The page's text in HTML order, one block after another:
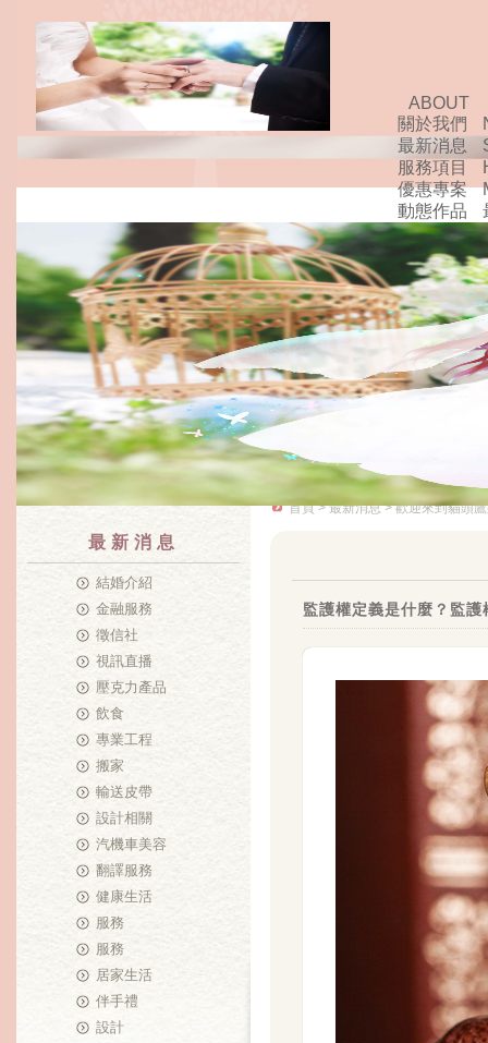
ABOUT
關於我們
最新消息
服務項目
優惠專案
動態作品
最新消息
結婚介紹
金融服務
徵信社
視訊直播
壓克力產品
飲食
專業工程
搬家
輸送皮帶
設計相關
汽機車美容
翻譯服務
健康生活
服務
服務
居家生活
伴手禮
設計
首頁>最新消息> 歡迎來到貓頭
監護權定義是什麼？監